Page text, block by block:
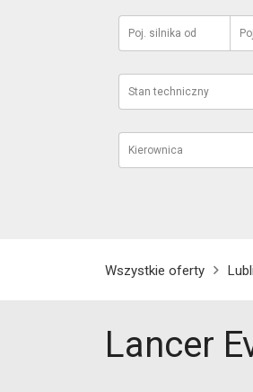
Poj. silnika od
Stan techniczny
Kierownica
Wszystkie oferty
Lancer